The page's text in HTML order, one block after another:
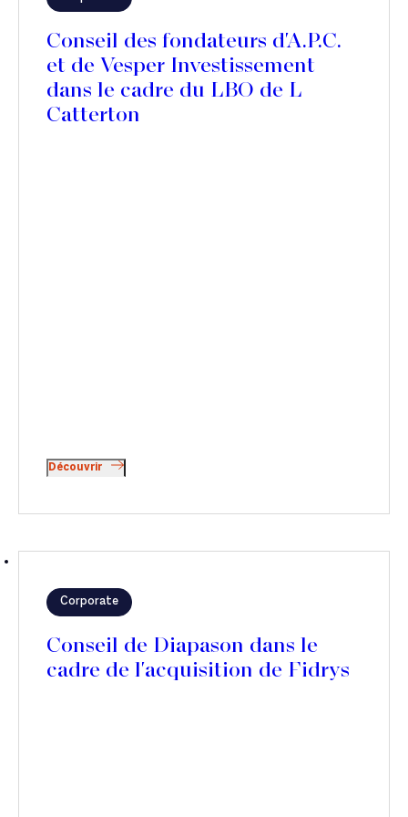
Conseil des fondateurs d'A.P.C.
et de Vesper Investissement
dans le cadre du LBO de L
Catterton
Découvrir
Corporate
Conseil de Diapason dans le
cadre de l'acquisition de Fidrys